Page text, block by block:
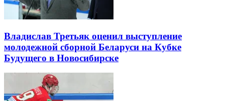
Владислав Третьяк оценил выступление
молодежной сборной Беларуси на Кубке
Будущего в Новосибирске